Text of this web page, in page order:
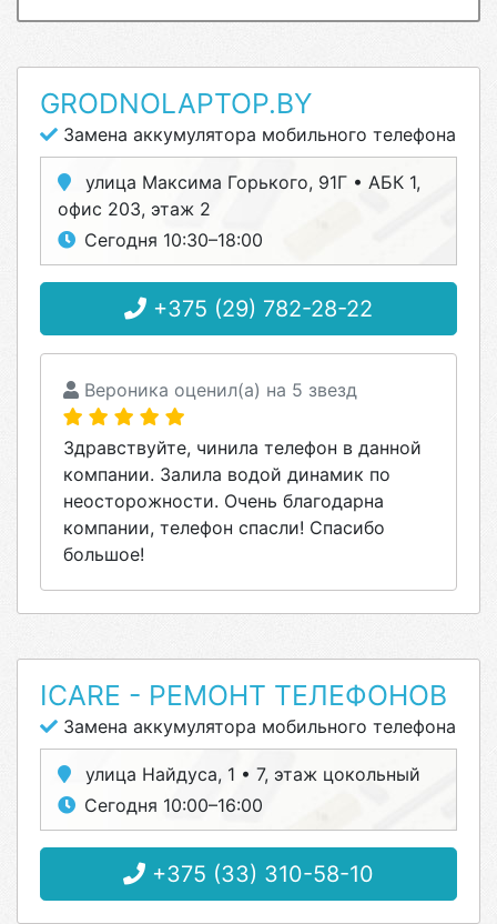
GRODNOLAPTOP.BY
Замена аккумулятора мобильного телефона
улица Максима Горького, 91Г • АБК 1,
офис 203, этаж 2
Сегодня 10:30–18:00
+375 (29) 782-28-22
Вероника оценил(а) на 5 звезд
Здравствуйте, чинила телефон в данной
компании. Залила водой динамик по
неосторожности. Очень благодарна
компании, телефон спасли! Спасибо
большое!
ICARE - РЕМОНТ ТЕЛЕФОНОВ
Замена аккумулятора мобильного телефона
улица Найдуса, 1 • 7, этаж цокольный
Сегодня 10:00–16:00
+375 (33) 310-58-10